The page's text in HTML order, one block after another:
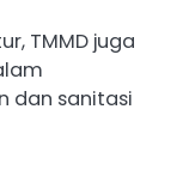
TMMD juga
dan sanitasi